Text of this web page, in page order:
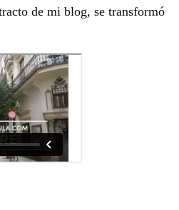
de mi blog, se transformó